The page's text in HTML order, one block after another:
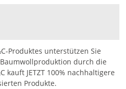
Produktes unterstützen Sie
durch die
kauft JETZT 100% nachhaltigere
Produkte.